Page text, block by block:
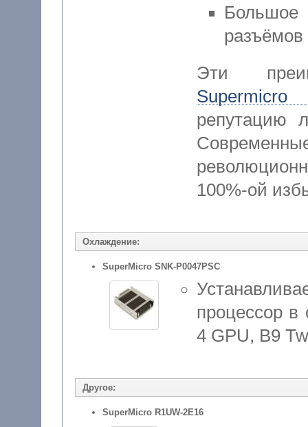
разъёмов
Эти
репутацию
100%-ой
Охлаждение:
SuperMicro SNK-P0047PSC
процессор
4 GPU, B9
Другое:
SuperMicro R1UW-2E16